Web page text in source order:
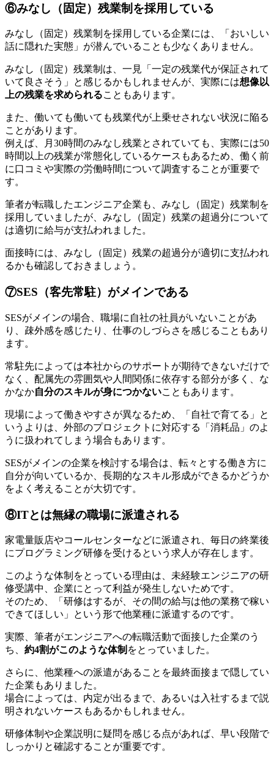
⑥みなし（固定）残業制を採用している
みなし（固定）残業制を採用している企業には、「おいしい
話に隠れた実態」が潜んでいることも少なくありません。
みなし（固定）残業制は、一見「一定の残業代が保証されて
いて良さそう」と感じるかもしれませんが、実際には想像以
上の残業を求められることもあります。
また、働いても働いても残業代が上乗せされない状況に陥る
ことがあります。
例えば、月30時間のみなし残業とされていても、実際には50
時間以上の残業が常態化しているケースもあるため、働く前
に口コミや実際の労働時間について調査することが重要で
す。
筆者が転職したエンジニア企業も、みなし（固定）残業制を
採用していましたが、みなし（固定）残業の超過分について
は適切に給与が支払われました。
面接時には、みなし（固定）残業の超過分が適切に支払われ
るかも確認しておきましょう。
⑦SES（客先常駐）がメインである
SESがメインの場合、職場に自社の社員がいないことがあ
り、 疎外感を感じたり、仕事のしづらさを感じる こともあり
ます。
常駐先によっては本社からのサポートが期待できないだけで
なく、配属先の雰囲気や人間関係に依存する部分が多く、な
かなか自分のスキルが身につかないこともあります。
現場によって働きやすさが異なるため、「自社で育てる」と
いうよりは、外部のプロジェクトに対応する「消耗品」のよ
うに扱われてしまう場合もあります。
SESがメインの企業を検討する場合は、転々とする働き方に
自分が向いているか、長期的なスキル形成ができるかどうか
をよく考えることが大切です。
⑧ITとは無縁の職場に派遣される
家電量販店やコールセンターなどに派遣され、 毎日の終業後
にプログラミング研修を受ける という求人が存在します。
このような体制をとっている理由は、未経験エンジニアの研
修受講中、企業にとって利益が発生しないためです。
そのため、「研修はするが、その間の給与は他の業務で稼い
できてほしい」という形で他業種に派遣するのです。
実際、筆者がエンジニアへの転職活動で面接した企業のう
ち、 約4割がこのような体制 をとっていました。
さらに、他業種への派遣があることを最終面接まで隠してい
た企業もありました。
場合によっては、内定が出るまで、あるいは入社するまで説
明されないケースもあるかもしれません。
研修体制や企業説明に疑問を感じる点があれば、早い段階で
しっかりと確認することが重要です。